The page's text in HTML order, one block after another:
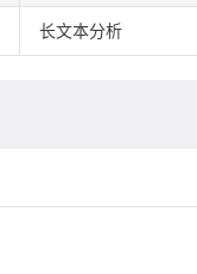
长文本分析